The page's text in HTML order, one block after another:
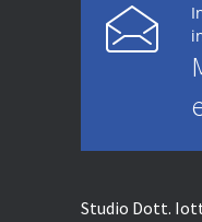
Studio Dott.